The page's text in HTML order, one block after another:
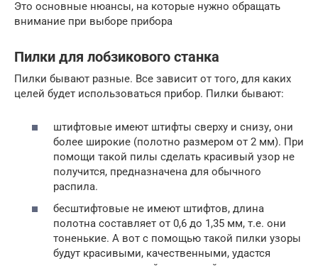
Это основные нюансы, на которые нужно обращать
внимание при выборе прибора
Пилки для лобзикового станка
Пилки бывают разные. Все зависит от того, для каких
целей будет использоваться прибор. Пилки бывают:
штифтовые имеют штифты сверху и снизу, они
более широкие (полотно размером от 2 мм). При
помощи такой пилы сделать красивый узор не
получится, предназначена для обычного
распила.
бесштифтовые не имеют штифтов, длина
полотна составляет от 0,6 до 1,35 мм, т.е. они
тоненькие. А вот с помощью такой пилки узоры
будут красивыми, качественными, удастся